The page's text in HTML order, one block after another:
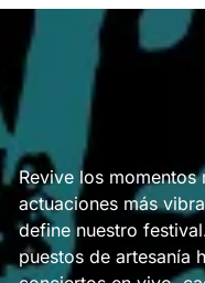
Revive los momentos
actuaciones más
define nuestro
puestos de artesanía